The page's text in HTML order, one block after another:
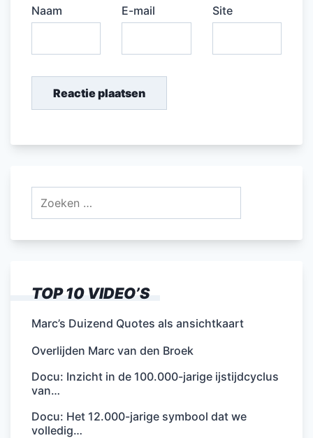
Naam E-mail Site
TOP 10 VIDEO’S
Marc’s Duizend Quotes als ansichtkaart
Overlijden Marc van den Broek
Docu: Inzicht in de 100.000-jarige ijstijdcyclus
van…
Docu: Het 12.000-jarige symbool dat we
volledig…